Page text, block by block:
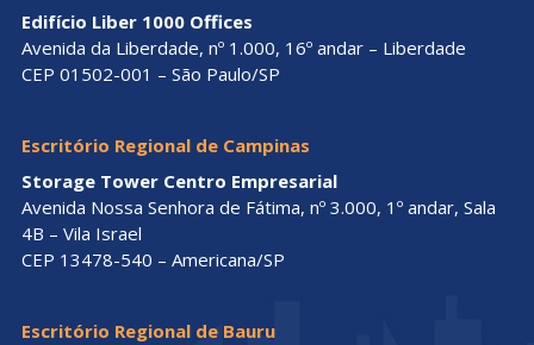
Edifício Liber 1000 Offices
Avenida da Liberdade, nº 1.000, 16º andar – Liberdade
CEP 01502-001 – São Paulo/SP
Escritório Regional de Campinas
Storage Tower Centro Empresarial
Avenida Nossa Senhora de Fátima, nº 3.000, 1º andar, Sala
4B – Vila Israel
CEP 13478-540 – Americana/SP
Escritório Regional de Bauru